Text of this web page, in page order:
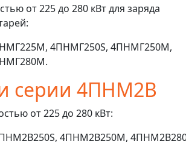
от 225 до 280 кВт для заряда
4ПНМГ250S, 4ПНМГ250M,
серии 4ПНМ2В
от 225 до 280 кВт:
4ПНМ2В250М,